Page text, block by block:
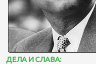
ДЕЛА И СЛАВА: